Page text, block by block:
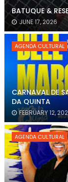
BATUQUE &
JUNE 17, 2026
AGENDA CULTURAL
CARNAVAL DE
DA QUINTA
FEBRUARY 12,
AGENDA CULTURAL